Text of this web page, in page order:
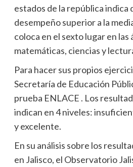
estados de la república indica
desempeño superior a la
coloca en el sexto lugar en las
matemáticas, ciencias y
Para hacer sus propios
Secretaría de Educación
prueba ENLACE . Los
indican en 4 niveles:
y excelente.
En su análisis sobre los
en Jalisco, el Observatorio